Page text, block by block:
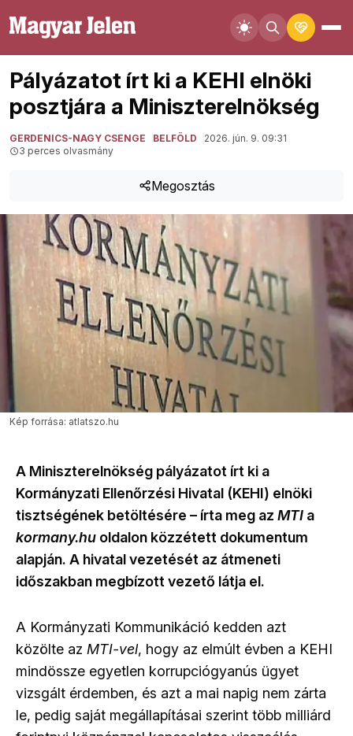
Pályázatot írt ki a KEHI elnöki
posztjára a Miniszterelnökség
GERDENICS-NAGY CSENGE BELFÖLD
2026. jún. 9. 09:31
3 perces olvasmány
Megosztás
Kép forrása: atlatszo.hu
A Miniszterelnökség pályázatot írt ki a
Kormányzati Ellenőrzési Hivatal (KEHI) elnöki
tisztségének betöltésére – írta meg az MTI a
kormany.hu oldalon közzétett dokumentum
alapján. A hivatal vezetését az átmeneti
időszakban megbízott vezető látja el.
A Kormányzati Kommunikáció kedden azt
közölte az MTI-vel, hogy az elmúlt évben a KEHI
mindössze egyetlen korrupciógyanús ügyet
vizsgált érdemben, és azt a mai napig nem zárta
le, pedig saját megállapításai szerint több milliárd